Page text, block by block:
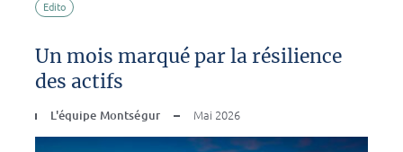
Edito
Un mois marqué par la résilience
des actifs
L'équipe Montségur Mai 2026